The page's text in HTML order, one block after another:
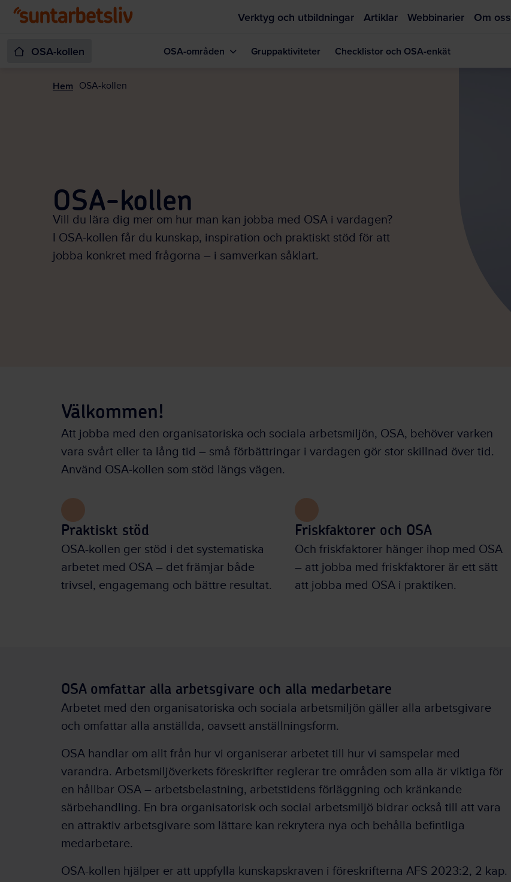
Verktyg och utbildningar Artiklar Webbinarier Om oss
OSA-kollen OSA-områden Gruppaktiviteter Checklistor och OSA-enkät
Hem OSA-kollen
OSA-kollen
Vill du lära dig mer om hur man kan jobba med OSA i vardagen?
I OSA-kollen får du kunskap, inspiration och praktiskt stöd för att
jobba konkret med frågorna – i samverkan såklart.
Välkommen!
Att jobba med den organisatoriska och sociala arbetsmiljön, OSA, behöver varken
vara svårt eller ta lång tid – små förbättringar i vardagen gör stor skillnad över tid.
Använd OSA-kollen som stöd längs vägen.
Praktiskt stöd
OSA-kollen ger stöd i det systematiska
arbetet med OSA – det främjar både
trivsel, engagemang och bättre resultat.
Friskfaktorer och OSA
Och friskfaktorer hänger ihop med OSA
– att jobba med friskfaktorer är ett sätt
att jobba med OSA i praktiken.
OSA omfattar alla arbetsgivare och alla medarbetare
Arbetet med den organisatoriska och sociala arbetsmiljön gäller alla arbetsgivare
och omfattar alla anställda, oavsett anställningsform.
OSA handlar om allt från hur vi organiserar arbetet till hur vi samspelar med
varandra. Arbetsmiljöverkets föreskrifter reglerar tre områden som alla är viktiga för
en hållbar OSA – arbetsbelastning, arbetstidens förläggning och kränkande
särbehandling. En bra organisatorisk och social arbetsmiljö bidrar också till att vara
en attraktiv arbetsgivare som lättare kan rekrytera nya och behålla befintliga
medarbetare.
OSA-kollen hjälper er att uppfylla kunskapskraven i föreskrifterna AFS 2023:2, 2 kap.